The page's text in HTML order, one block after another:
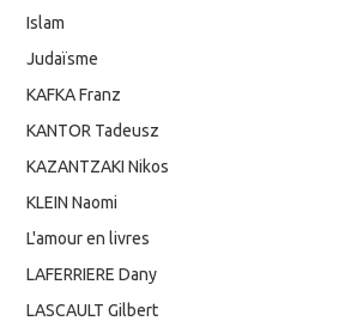
Islam
Judaïsme
KAFKA Franz
KANTOR Tadeusz
KAZANTZAKI Nikos
KLEIN Naomi
L'amour en livres
LAFERRIERE Dany
LASCAULT Gilbert